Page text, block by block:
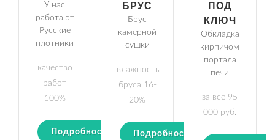
У нас
работают
Русские
плотники
качество
работ
100%
Подробности
БРУС
Брус
камерной
сушки
влажность
бруса 16-
20%
Подробности
ПОД
КЛЮЧ
Обкладка
кирпичом
портала
печи
за все 95
000 руб.